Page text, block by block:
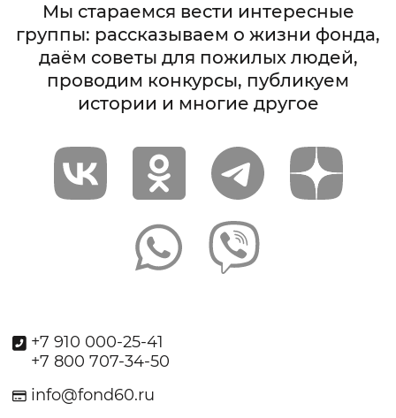
Мы стараемся вести интересные
группы: рассказываем о жизни фонда,
даём советы для пожилых людей,
проводим конкурсы, публикуем
истории и многие другое
+7 910 000-25-41
+7 800 707-34-50
info@fond60.ru